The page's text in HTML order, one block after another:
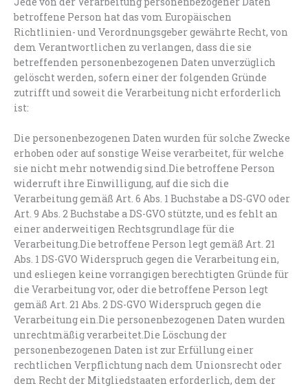
betroffene Person hat das vom Europäischen
Richtlinien- und Verordnungsgeber gewährte Recht, von
dem Verantwortlichen zu verlangen, dass die sie
betreffenden personenbezogenen Daten unverzüglich
gelöscht werden, sofern einer der folgenden Gründe
zutrifft und soweit die Verarbeitung nicht erforderlich
ist:
Die personenbezogenen Daten wurden für solche Zwecke
erhoben oder auf sonstige Weise verarbeitet, für welche
sie nicht mehr notwendig sind.Die betroffene Person
widerruft ihre Einwilligung, auf die sich die
Verarbeitung gemäß Art. 6 Abs. 1 Buchstabe a DS-GVO oder
Art. 9 Abs. 2 Buchstabe a DS-GVO stützte, und es fehlt an
einer anderweitigen Rechtsgrundlage für die
Verarbeitung.Die betroffene Person legt gemäß Art. 21
Abs. 1 DS-GVO Widerspruch gegen die Verarbeitung ein,
und esliegen keine vorrangigen berechtigten Gründe für
die Verarbeitung vor, oder die betroffene Person legt
gemäß Art. 21 Abs. 2 DS-GVO Widerspruch gegen die
Verarbeitung ein.Die personenbezogenen Daten wurden
unrechtmäßig verarbeitet.Die Löschung der
personenbezogenen Daten ist zur Erfüllung einer
rechtlichen Verpflichtung nach dem Unionsrecht oder
dem Recht der Mitgliedstaaten erforderlich, dem der